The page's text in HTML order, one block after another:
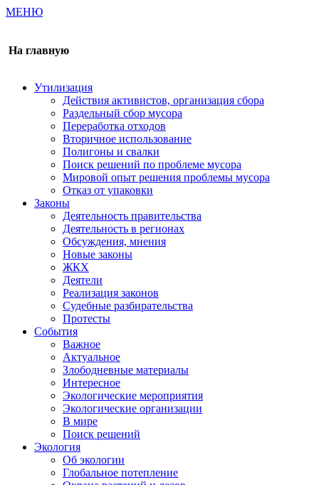
МЕНЮ
На главную
Утилизация
Действия активистов, организация сбора
Раздельный сбор мусора
Переработка отходов
Вторичное использование
Полигоны и свалки
Поиск решений по проблеме мусора
Мировой опыт решения проблемы мусора
Отказ от упаковки
Законы
Деятельность правительства
Деятельность в регионах
Обсуждения, мнения
Новые законы
ЖКХ
Деятели
Реализация законов
Судебные разбирательства
Протесты
События
Важное
Актуальное
Злободневные материалы
Интересное
Экологические мероприятия
Экологические организации
В мире
Поиск решений
Экология
Об экологии
Глобальное потепление